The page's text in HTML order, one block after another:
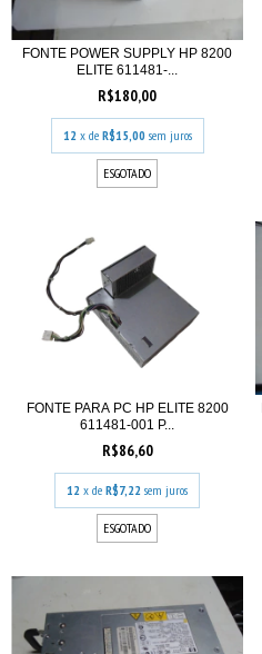
FONTE POWER SUPPLY HP 8200
ELITE 611481-...
R$180,00
12 x de R$15,00 sem juros
ESGOTADO
FONTE PARA PC HP ELITE 8200
611481-001 P...
R$86,60
12 x de R$7,22 sem juros
ESGOTADO